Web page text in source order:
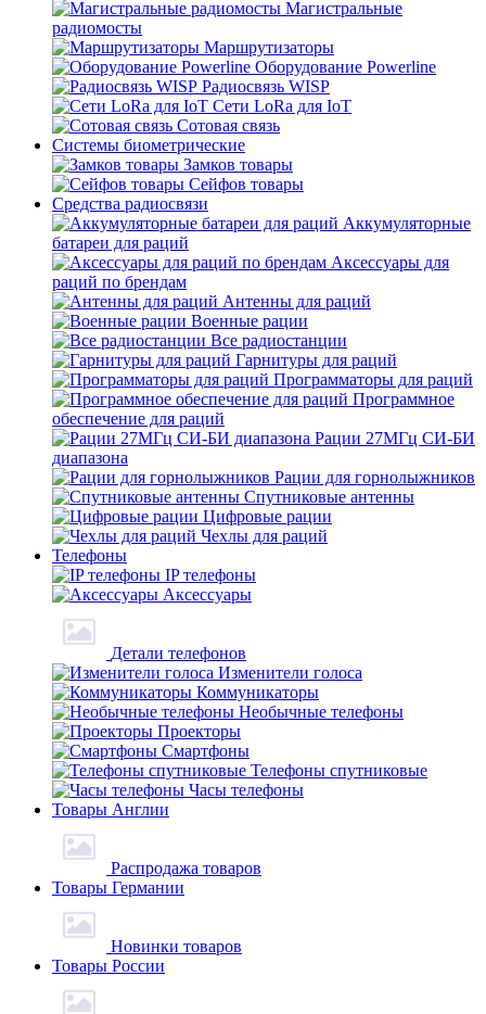
Магистральные
радиомосты
Маршрутизаторы
Оборудование Powerline
Радиосвязь WISP
Сети LoRa для IoT
Сотовая связь
Системы биометрические
Замков товары
Сейфов товары
Средства радиосвязи
Аккумуляторные
батареи для раций
Аксессуары для
раций по брендам
Антенны для раций
Военные рации
Все радиостанции
Гарнитуры для раций
Программаторы для раций
Программное
обеспечение для раций
Рации 27МГц СИ-БИ
диапазона
Рации для горнолыжников
Спутниковые антенны
Цифровые рации
Чехлы для раций
Телефоны
IP телефоны
Аксессуары
Детали телефонов
Изменители голоса
Коммуникаторы
Необычные телефоны
Проекторы
Смартфоны
Телефоны спутниковые
Часы телефоны
Товары Англии
Распродажа товаров
Товары Германии
Новинки товаров
Товары России